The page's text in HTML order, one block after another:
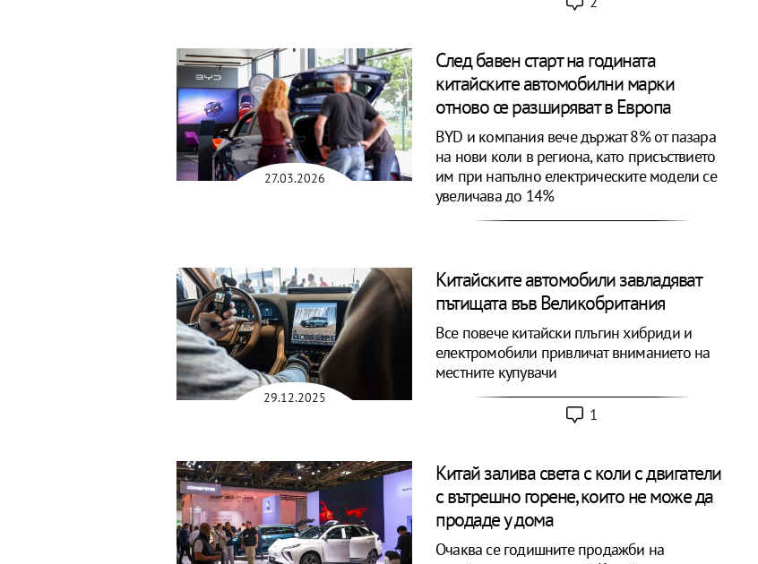
27.03.2026
След бавен старт на годината
китайските автомобилни марки
отново се разширяват в Европа
BYD и компания вече държат 8% от пазара
на нови коли в региона, като присъствието
им при напълно електрическите модели се
увеличава до 14%
29.12.2025
Китайските автомобили завладяват
пътищата във Великобритания
Все повече китайски плъгин хибриди и
електромобили привличат вниманието на
местните купувачи
1
Китай залива света с коли с двигатели
с вътрешно горене, които не може да
продаде у дома
Очаква се годишните продажби на